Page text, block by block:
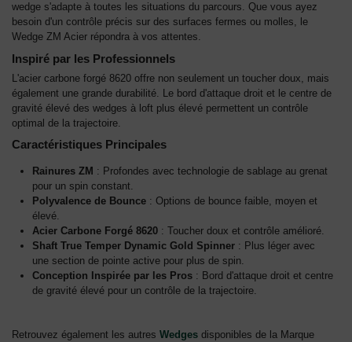
wedge s'adapte à toutes les situations du parcours. Que vous ayez
besoin d'un contrôle précis sur des surfaces fermes ou molles, le
Wedge ZM Acier répondra à vos attentes.
Inspiré par les Professionnels
L'acier carbone forgé 8620 offre non seulement un toucher doux, mais
également une grande durabilité. Le bord d'attaque droit et le centre de
gravité élevé des wedges à loft plus élevé permettent un contrôle
optimal de la trajectoire.
Caractéristiques Principales
Rainures ZM : Profondes avec technologie de sablage au grenat
pour un spin constant.
Polyvalence de Bounce : Options de bounce faible, moyen et
élevé.
Acier Carbone Forgé 8620 : Toucher doux et contrôle amélioré.
Shaft True Temper Dynamic Gold Spinner : Plus léger avec
une section de pointe active pour plus de spin.
Conception Inspirée par les Pros : Bord d'attaque droit et centre
de gravité élevé pour un contrôle de la trajectoire.
Retrouvez également les autres Wedges disponibles de la Marque